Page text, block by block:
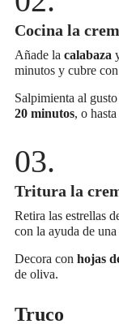
Cocina la
Añade la calabaza
minutos y cubre
Salpimienta al
20 minutos, o
Tritura la
Retira las estrellas
con la ayuda de
Decora con hojas
de oliva.
Truco